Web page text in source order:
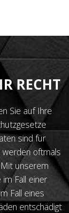
RECHT
Sie auf Ihre
sind für
werden oftmals
unserem
Fall einer
Fall eines
entschädigt